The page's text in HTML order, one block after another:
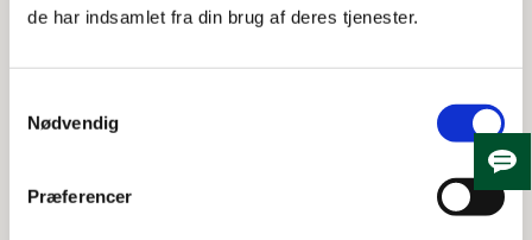
de har indsamlet fra din brug af deres tjenester.
Nødvendig
Præferencer
Ingen mobil: Mobiltelefonen skal blive i dit skab i
drikkedunk. Vi har isvand til fri afbenyttelse.
Intet tyggegummi